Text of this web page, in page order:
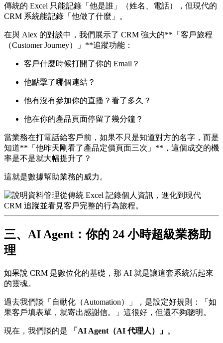
傳統的 Excel 只能記錄「他是誰」（姓名、電話），但現代的
CRM 系統能記錄「他做了什麼」。
在與 Alex 的對談中，我們展示了 CRM 強大的**「客戶旅程
（Customer Journey）」**追蹤功能：
客戶什麼時候打開了你的 Email？
他點擊了哪個連結？
他有沒有參加你的直播？看了多久？
他在你的產品頁面停留了幾分鐘？
當業務在打電話給客戶前，如果不只是知道對方的名字，而是
知道**「他昨天剛看了產品定價頁面三次」**，這個成交的機
率是不是就大幅提升了？
這就是數據幫助業務的威力。
三、AI Agent：你的 24 小時超級業務助
理
如果說 CRM 是數位化的基礎，那 AI 就是讓這套系統活起來
的靈魂。
過去我們談「自動化（Automation）」，是設定好規則：「如
果客戶填表單，就寄出感謝信。」這很好，但還不夠聰明。
現在，我們談的是 「AI Agent（AI 代理人）」 。